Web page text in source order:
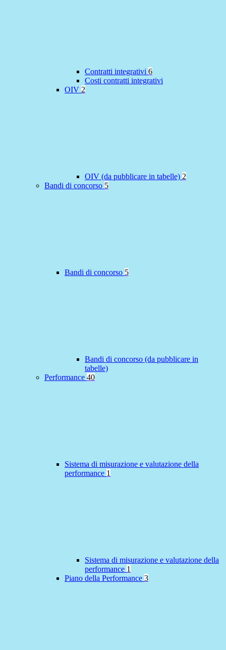
Contratti integrativi 6
Costi contratti integrativi
OIV 2
OIV (da pubblicare in tabelle) 2
Bandi di concorso 5
Bandi di concorso 5
Bandi di concorso (da pubblicare in
tabelle)
Performance 40
Sistema di misurazione e valutazione della
performance 1
Sistema di misurazione e valutazione della
performance 1
Piano della Performance 3